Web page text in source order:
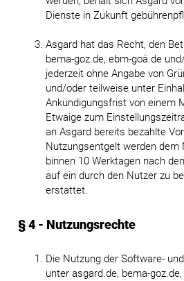
Dienste in Zukunft
Asgard hat das Recht, den
bema-goz.de, ebm-goä.de
jederzeit ohne Angabe von
und/oder teilweise unter
Ankündigungsfrist von einem
Etwaige zum
an Asgard bereits bezahlte
Nutzungsentgelt werden dem
binnen 10 Werktagen nach
auf ein durch den Nutzer zu
erstattet.
§ 4 - Nutzungsrechte
Die Nutzung der Software-
unter asgard.de, bema-